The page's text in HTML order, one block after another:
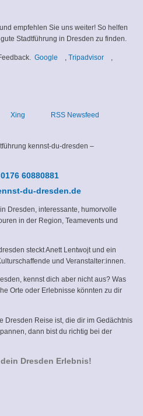
empfehlen Sie uns weiter! So helfen
Stadtführung in Dresden zu finden.
Google (link
,Tripadvisor(link
Xing RSS Newsfeed
kennst-du-dresden –
0176 60880881
du-dresden.de(link
e-
mail)
Dresden, interessante, humorvolle
in der Region, Teamevents und
steckt Anett Lentwojt und ein
und Veranstalter:innen.
kennst dich aber nicht aus? Was
Orte oder Erlebnisse könnten zu dir
Dresden Reise ist, die dir im Gedächtnis
dann bist du richtig bei der
Dresden Erlebnis!